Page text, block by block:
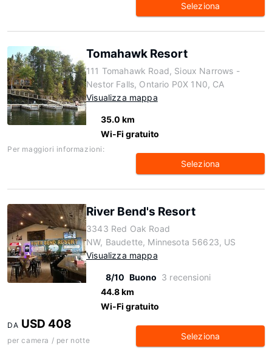
Seleziona
Tomahawk Resort
111 Tomahawk Road, Sioux Narrows -
Nestor Falls, Ontario P0X 1N0, CA
Visualizza mappa
35.0 km
Wi-Fi gratuito
Per maggiori informazioni:
Seleziona
River Bend's Resort
3343 Red Oak Road
NW, Baudette, Minnesota 56623, US
Visualizza mappa
8/10 Buono 3 recensioni
44.8 km
Wi-Fi gratuito
DA USD 408
per camera / per notte Seleziona